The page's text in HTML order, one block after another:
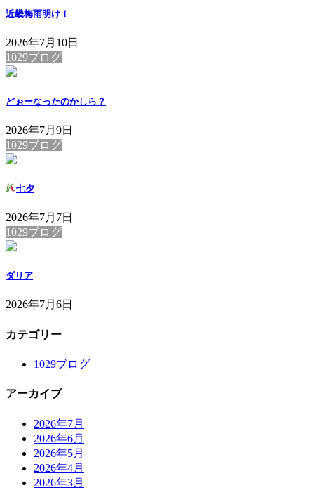
近畿梅雨明け！
2026年7月10日
1029ブログ
どぉーなったのかしら？
2026年7月9日
1029ブログ
七夕
2026年7月7日
1029ブログ
ダリア
2026年7月6日
カテゴリー
1029ブログ
アーカイブ
2026年7月
2026年6月
2026年5月
2026年4月
2026年3月